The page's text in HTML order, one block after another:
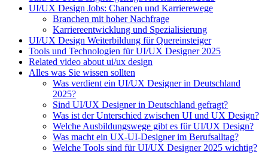
UI/UX Design Jobs: Chancen und Karrierewege
Branchen mit hoher Nachfrage
Karriereentwicklung und Spezialisierung
UI/UX Design Weiterbildung für Quereinsteiger
Tools und Technologien für UI/UX Designer 2025
Related video about ui/ux design
Alles was Sie wissen sollten
Was verdient ein UI/UX Designer in Deutschland
2025?
Sind UI/UX Designer in Deutschland gefragt?
Was ist der Unterschied zwischen UI und UX Design?
Welche Ausbildungswege gibt es für UI/UX Design?
Was macht ein UX-UI-Designer im Berufsalltag?
Welche Tools sind für UI/UX Designer 2025 wichtig?